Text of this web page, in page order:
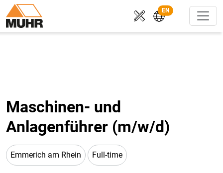
EN
Maschinen- und
Anlagenführer (m/w/d)
Emmerich am Rhein Full-time